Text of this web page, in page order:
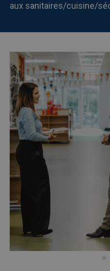
aux sanitaires/cuisine/